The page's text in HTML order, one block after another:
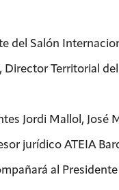
del Salón
Director Territorial
Jordi Mallol, José
jurídico ATEIA
al